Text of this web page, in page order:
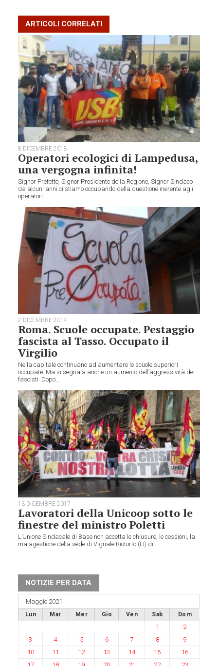
ARTICOLI CORRELATI
8 DICEMBRE 2018
Operatori ecologici di Lampedusa,
una vergogna infinita!
Signor Prefetto, Signor Presidente della Regione, Signor Sindaco
da alcuni anni ci stiamo occupando della questione inerente agli
operatori...
2 DICEMBRE 2014
Roma. Scuole occupate. Pestaggio
fascista al Tasso. Occupato il
Virgilio
Nella capitale continuano ad aumentare le scuole superiori
occupate. Ma si segnala anche un aumento dell’aggressività dei
fascisti. Dopo...
13 DICEMBRE 2017
Lavoratori della Unicoop sotto le
finestre del ministro Poletti
L’Unione Sindacale di Base non accetta le chiusure, le cessioni, la
malagestione della sede di Vignale Riotorto (LI) di...
NOTIZIE PER DATA
Maggio 2021
Lun Mar Mer Gio Ven Sab Dom
1
2
3
4 5 6 7 8
9
10
11 12 13 14 15
16